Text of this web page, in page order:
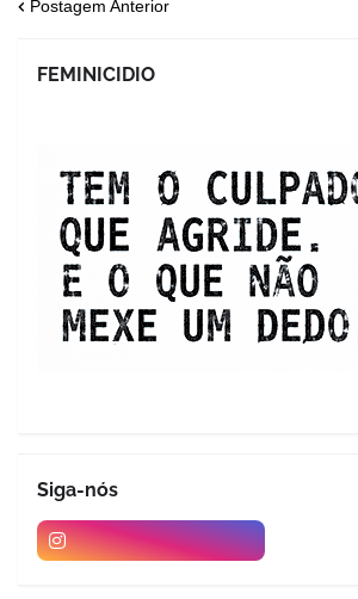
Postagem Anterior
FEMINICIDIO
Siga-nós